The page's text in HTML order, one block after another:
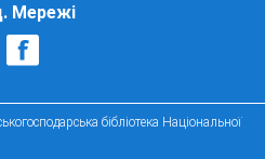
Мережі
бібліотека Національної